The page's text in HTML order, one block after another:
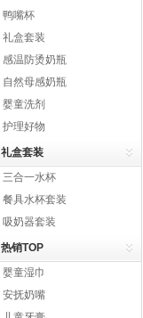
鸭嘴杯
礼盒套装
感温防烫奶瓶
自然母感奶瓶
婴童洗剂
护理好物
礼盒套装
三合一水杯
餐具水杯套装
吸奶器套装
热销TOP
婴童湿巾
安抚奶嘴